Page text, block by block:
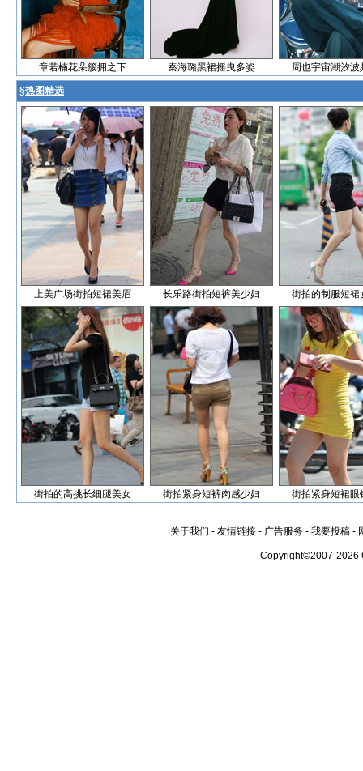
章若楠花朵簇拥之下 秦海璐黑裙摇曳多姿 周也宇宙潮汐波
§热图精选
上美广场街拍短裙美眉 长乐路街拍短裤美少妇 街拍的制服短裙
街拍的高挑长细腿美女 街拍紧身短裤肉感少妇 街拍紧身短裙眼
关于我们 - 友情链接 - 广告服务 - 我要投稿 -
Copyright©2007-2026